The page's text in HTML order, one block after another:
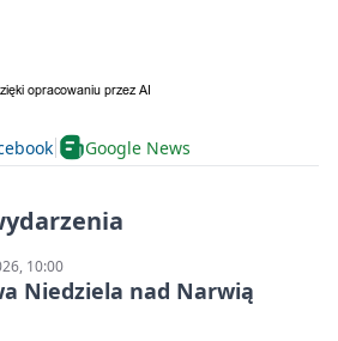
Google News
10:00
Niedziela nad Narwią